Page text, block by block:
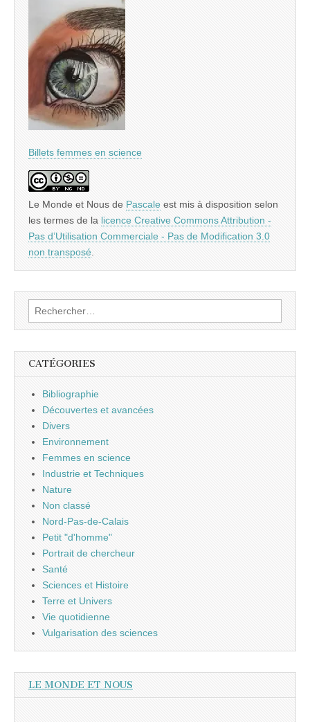
Billets femmes en science
Le Monde et Nous de Pascale est mis à disposition selon
les termes de la licence Creative Commons Attribution -
Pas d’Utilisation Commerciale - Pas de Modification 3.0
non transposé
Rechercher :
CATÉGORIES
Bibliographie
Découvertes et avancées
Divers
Environnement
Femmes en science
Industrie et Techniques
Nature
Non classé
Nord-Pas-de-Calais
Petit "d'homme"
Portrait de chercheur
Santé
Sciences et Histoire
Terre et Univers
Vie quotidienne
Vulgarisation des sciences
LE MONDE ET NOUS